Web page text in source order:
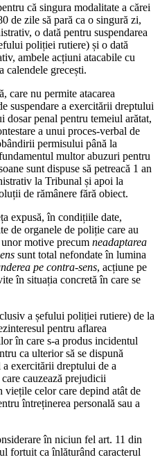
că singura modalitate a cărei
de zile să pară ca o singură zi,
o dată pentru suspendarea
poliției rutiere) și o dată
ambele acțiuni atacabile cu
calendele grecești.
care nu permite atacarea
suspendare a exercitării dreptului
dosar penal pentru temeiul arătat,
a unui proces-verbal de
permisului până la
multor abuzuri pentru
sunt dispuse să petreacă 1 an
la Tribunal și apoi la
de rămânere fără obiect.
expusă, în condițiile date,
de organele de poliție care au
motive precum neadaptarea
sunt total nefondate în lumina
pe contra-sens, acțiune pe
în situația concretă în care se
a șefului poliției rutiere) de la
pentru aflarea
în care s-a produs incidentul
ca ulterior să se dispună
a exercitării dreptului de a
cauzează prejudicii
viețile celor care depind atât de
întreținerea personală sau a
în niciun fel art. 11 din
fortuit ca înlăturând caracterul